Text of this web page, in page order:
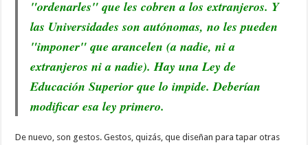
"ordenarles" que les cobren a los extranjeros. Y
las Universidades son autónomas, no les pueden
"imponer" que arancelen (a nadie, ni a
extranjeros ni a nadie). Hay una Ley de
Educación Superior que lo impide. Deberían
modificar esa ley primero.
De nuevo, son gestos. Gestos, quizás, que diseñan para tapar otras